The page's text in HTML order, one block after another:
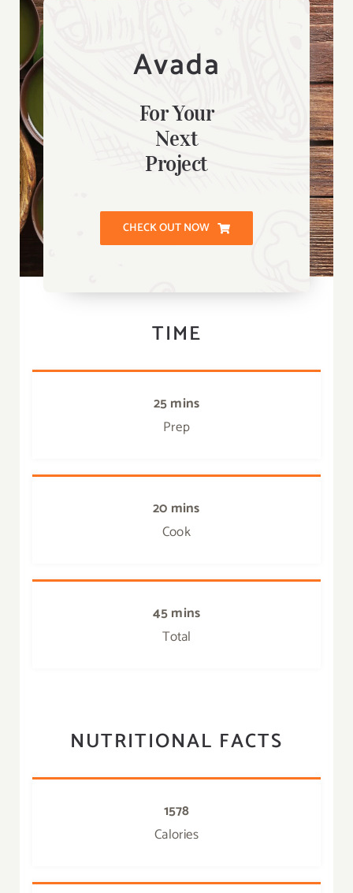
Avada
For Your
Next
Project
CHECK OUT NOW
TIME
25 mins
Prep
20 mins
Cook
45 mins
Total
NUTRITIONAL FACTS
1578
Calories